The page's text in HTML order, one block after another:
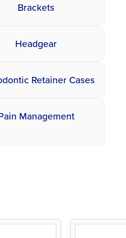
Brackets
Headgear
Retainer Cases
Management